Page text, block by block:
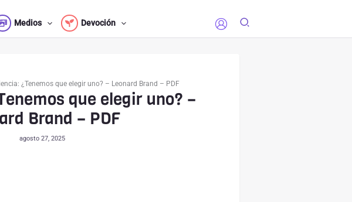
Medios Devoción
¿Tenemos que elegir uno? – Leonard Brand – PDF
que elegir uno? –
Brand – PDF
agosto 27, 2025